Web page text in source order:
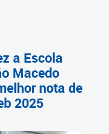
a Escola
Macedo
nota de
2025